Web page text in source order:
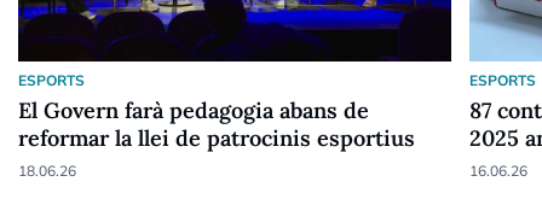
ESPORTS
El Govern farà pedagogia abans de
reformar la llei de patrocinis esportius
18.06.26
ESPORTS
87
2025
16.06.26